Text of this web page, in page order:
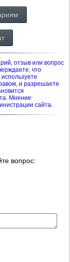
отзыв или вопрос
что
и разрешаете
Мнение
сайта.
вопрос: